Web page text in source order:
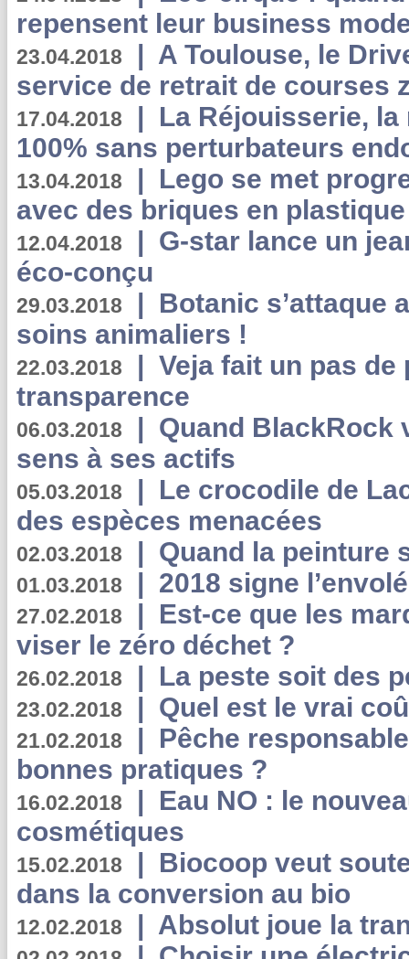
repensent leur business
23.04.2018 | A Toulouse, le
service de retrait de courses
17.04.2018 | La Réjouisserie,
100% sans perturbateurs
13.04.2018 | Lego se met
avec des briques en
12.04.2018 | G-star lance un
éco-conçu
29.03.2018 | Botanic s’attaque
soins animaliers !
22.03.2018 | Veja fait un pas de
transparence
06.03.2018 | Quand BlackRock
sens à ses actifs
05.03.2018 | Le crocodile de
des espèces menacées
02.03.2018 | Quand la peinture
01.03.2018 | 2018 signe
27.02.2018 | Est-ce que les
viser le zéro déchet ?
26.02.2018 | La peste soit des
23.02.2018 | Quel est le vrai
21.02.2018 | Pêche
bonnes pratiques ?
16.02.2018 | Eau NO : le
cosmétiques
15.02.2018 | Biocoop veut
dans la conversion au bio
12.02.2018 | Absolut joue la